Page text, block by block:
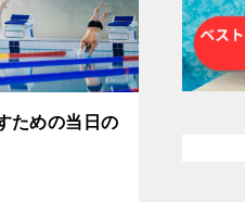
ための当日の